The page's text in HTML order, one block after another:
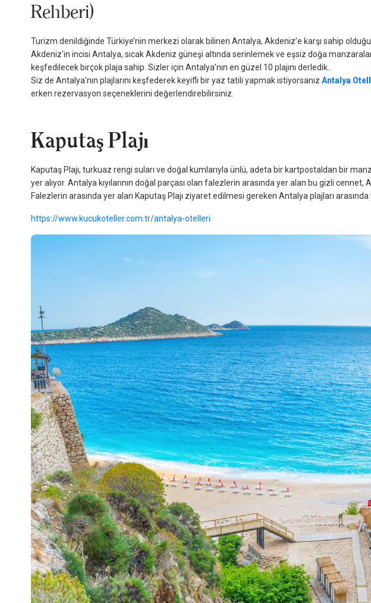
Rehberi)
Turizm denildiğinde Türkiye’nin merkezi olarak bilinen Antalya, Akdeniz’e karşı sahip
Akdeniz'in incisi Antalya, sıcak Akdeniz güneşi altında serinlemek ve eşsiz doğa
keşfedilecek birçok plaja sahip. Sizler için Antalya’nın en güzel 10 plajını derledik..
Siz de Antalya’nın plajlarını keşfederek keyifli bir yaz tatili yapmak istiyorsanız Antalya
erken rezervasyon seçeneklerini değerlendirebilirsiniz.
Kaputaş Plajı
Kaputaş Plajı, turkuaz rengi suları ve doğal kumlarıyla ünlü, adeta bir kartpostaldan bir
yer alıyor. Antalya kıyılarının doğal parçası olan falezlerin arasında yer alan bu gizli cennet,
Falezlerin arasında yer alan Kaputaş Plajı ziyaret edilmesi gereken Antalya plajları arasında
https://www.kucukoteller.com.tr/antalya-otelleri